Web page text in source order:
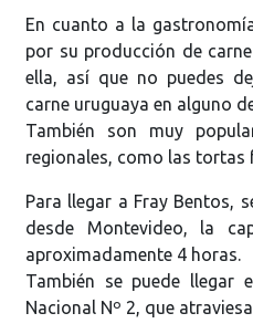
En cuanto a la
por su producción de
ella, así que no puedes
carne uruguaya en alguno
También son muy
regionales, como las tortas
Para llegar a Fray Bentos,
desde Montevideo, la
aproximadamente 4 horas.
También se puede llegar
Nacional Nº 2, que